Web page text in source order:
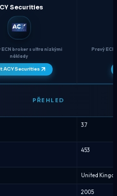
Securities
ECN broker s ultra nízkými
náklady
ACY Securities
Pravý
PŘEHLED
3.7
453
United
2005